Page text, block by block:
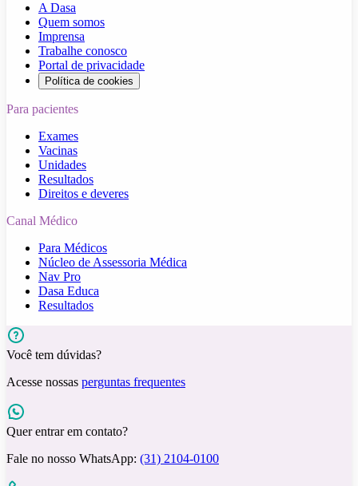
A Dasa
Quem somos
Imprensa
Trabalhe conosco
Portal de privacidade
Política de cookies
Para pacientes
Exames
Vacinas
Unidades
Resultados
Direitos e deveres
Canal Médico
Para Médicos
Núcleo de Assessoria Médica
Nav Pro
Dasa Educa
Resultados
Você tem dúvidas?
Acesse nossas perguntas frequentes
Quer entrar em contato?
Fale no nosso WhatsApp: (31) 2104-0100